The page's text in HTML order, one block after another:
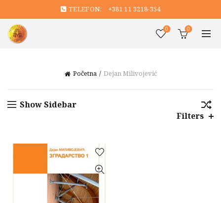
TELEFON: +381 11 3218-354
0 0
Početna Dejan Milivojević
Show Sidebar
Filters